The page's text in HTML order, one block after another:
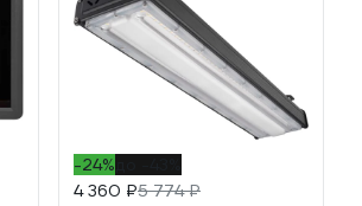
-24%
4 360 ₽5 774 ₽